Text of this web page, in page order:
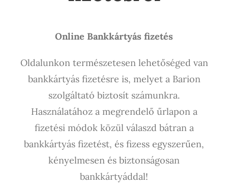
Online Bankkártyás fizetés
Oldalunkon természetesen lehetőséged van
bankkártyás fizetésre is, melyet a Barion
szolgáltató biztosít számunkra.
Használatához a megrendelő űrlapon a
fizetési módok közül válaszd bátran a
bankkártyás fizetést, és fizess egyszerűen,
kényelmesen és biztonságosan
bankkártyáddal!